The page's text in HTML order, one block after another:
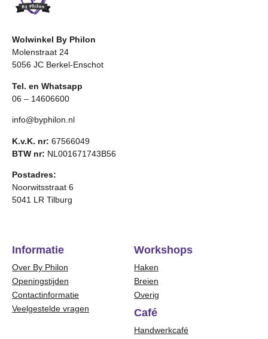
Wolwinkel By Philon
Molenstraat 24
5056 JC Berkel-Enschot
Tel. en Whatsapp
06 – 14606600
info@byphilon.nl
K.v.K. nr: 67566049
BTW nr: NL001671743B56
Postadres:
Noorwitsstraat 6
5041 LR Tilburg
Informatie
Over By Philon
Openingstijden
Contactinformatie
Veelgestelde vragen
Workshops
Haken
Breien
Overig
Café
Handwerkcafé